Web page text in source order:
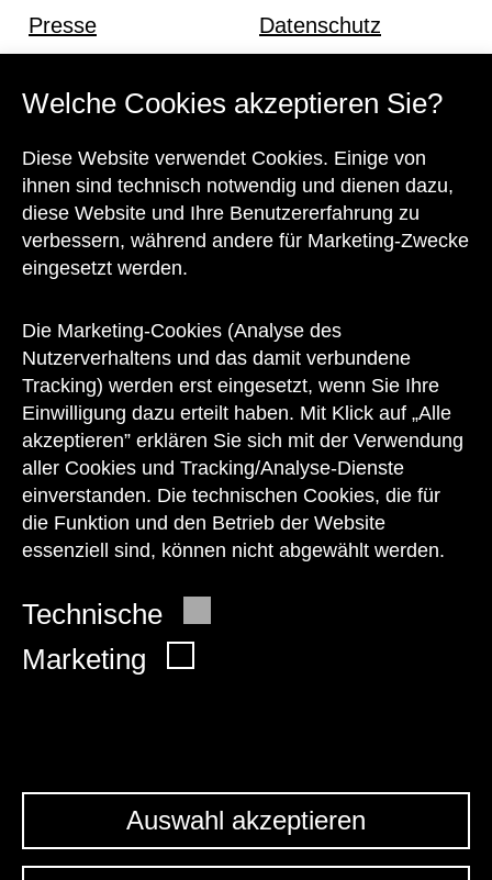
Welche Cookies akzeptieren Sie?
Diese Website verwendet Cookies. Einige von
ihnen sind technisch notwendig und dienen dazu,
diese Website und Ihre Benutzererfahrung zu
verbessern, während andere für Marketing-Zwecke
eingesetzt werden.
Die Marketing-Cookies (Analyse des
Nutzerverhaltens und das damit verbundene
Tracking) werden erst eingesetzt, wenn Sie Ihre
Einwilligung dazu erteilt haben. Mit Klick auf „Alle
akzeptieren” erklären Sie sich mit der Verwendung
aller Cookies und Tracking/Analyse-Dienste
einverstanden. Die technischen Cookies, die für
die Funktion und den Betrieb der Website
essenziell sind, können nicht abgewählt werden.
Technische
Marketing
Auswahl akzeptieren
Presse
Datenschutz
Kontakt
zu den Öffnungszeiten des Museums
auch telefonisch zur Verfügung:
+43 1 505 87 47 85173
service@wienmuseum.at
© 2026 Wien Museum